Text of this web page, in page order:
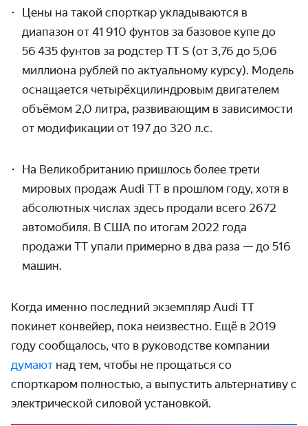
Цены на такой спорткар укладываются в
диапазон от 41 910 фунтов за базовое купе до
56 435 фунтов за родстер TT S (от 3,76 до 5,06
миллиона рублей по актуальному курсу). Модель
оснащается четырёхцилиндровым двигателем
объёмом 2,0 литра, развивающим в зависимости
от модификации от 197 до 320 л.с.
На Великобританию пришлось более трети
мировых продаж Audi TT в прошлом году, хотя в
абсолютных числах здесь продали всего 2672
автомобиля. В США по итогам 2022 года
продажи TT упали примерно в два раза — до 516
машин.
Когда именно последний экземпляр Audi TT
покинет конвейер, пока неизвестно. Ещё в 2019
году сообщалось, что в руководстве компании
думают над тем, чтобы не прощаться со
спорткаром полностью, а выпустить альтернативу с
электрической силовой установкой.